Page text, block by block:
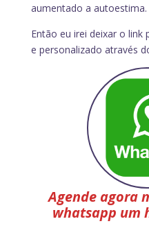
aumentado a autoestima.
Então eu irei deixar o link
e personalizado através
Agende agora
whatsapp um